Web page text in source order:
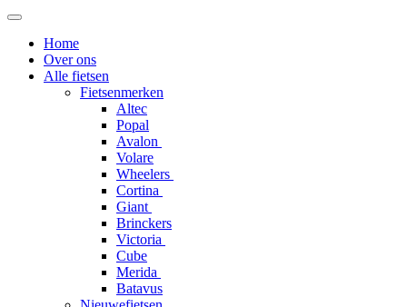
Home
Over ons
Alle fietsen
Fietsenmerken
Altec
Popal
Avalon
Volare
Wheelers
Cortina
Giant
Brinckers
Victoria
Cube
Merida
Batavus